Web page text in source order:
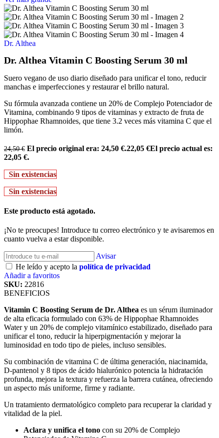
Dr. Althea
Dr. Althea Vitamin C Boosting Serum 30 ml
Suero vegano de uso diario diseñado para unificar el tono, reducir
manchas e imperfecciones y restaurar el brillo natural.
Su fórmula avanzada contiene un 20% de Complejo Potenciador de
Vitamina, combinando 9 tipos de vitaminas y extracto de fruta de
Hippophae Rhamnoides, que tiene 3.2 veces más vitamina C que el
limón.
24,50€ El precio original era: 24,50 €.22,05 €El precio actual es:
22,05 €.
Sin existencias
Sin existencias
Este producto está agotado.
¡No te preocupes! Introduce tu correo electrónico y te avisaremos en
cuanto vuelva a estar disponible.
Avisar
He leído y acepto la política de privacidad
Añadir a favoritos
SKU: 22816
BENEFICIOS
Vitamin C Boosting Serum de Dr. Althea es un sérum iluminador
de alta eficacia formulado con 63% de Hippophae Rhamnoides
Water y un 20% de complejo vitamínico estabilizado, diseñado para
unificar el tono, reducir la hiperpigmentación y mejorar la
luminosidad en todo tipo de pieles, incluso sensibles.
Su combinación de vitamina C de última generación, niacinamida,
D-pantenol y 8 tipos de ácido hialurónico potencia la hidratación
profunda, mejora la textura y refuerza la barrera cutánea, ofreciendo
un aspecto más uniforme, firme y radiante.
Un tratamiento dermatológico completo para recuperar la claridad y
vitalidad de la piel.
Aclara y unifica el tono con su 20% de Complejo